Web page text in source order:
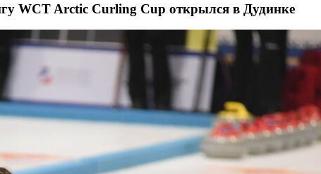
WCT Arctic Curling Cup открылся в Дудинке